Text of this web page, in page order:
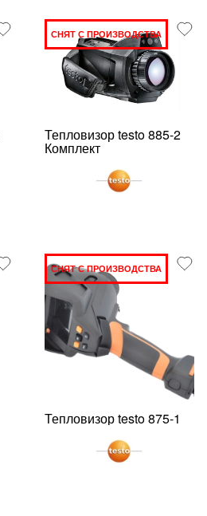
СНЯТ С ПРОИЗВОДСТВА
Тепловизор testo 885-2
Комплект
СНЯТ С ПРОИЗВОДСТВА
Тепловизор testo 875-1